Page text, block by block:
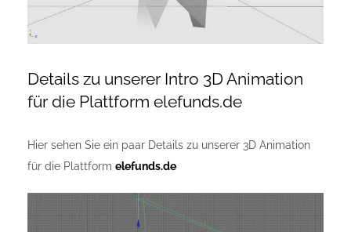
Impressum
Details zu unserer Intro 3D Animation
für die Plattform elefunds.de
Hier sehen Sie ein paar Details zu unserer 3D Animation
für die Plattform elefunds.de